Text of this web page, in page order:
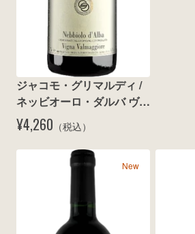
ジャコモ・グリマルディ /
ネッビオーロ・ダルバ ヴァ
ルマッジョーレ 2024
¥4,260 （税込）
New